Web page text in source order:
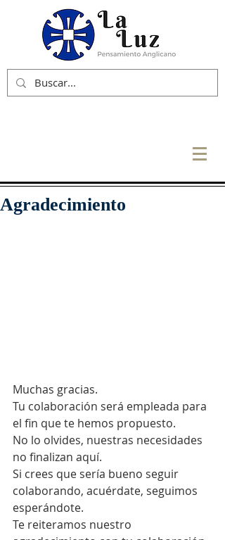
Agradecimiento
Muchas gracias.
Tu colaboración será empleada para
el fin que te hemos propuesto.
No lo olvides, nuestras necesidades
no finalizan aquí.
Si crees que sería bueno seguir
colaborando, acuérdate, seguimos
esperándote.
Te reiteramos nuestro